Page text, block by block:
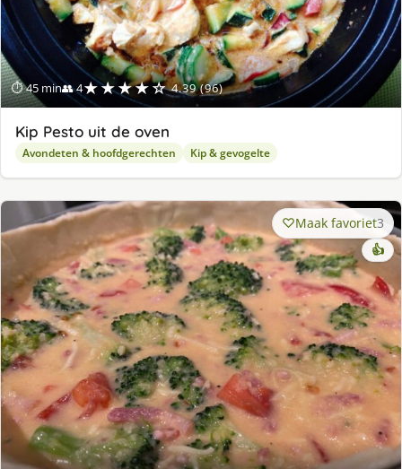
⏱ 45 min👥 4★★★★☆ 4.39 (96)
Kip Pesto uit de oven
Avondeten & hoofdgerechten Kip & gevogelte
Maak favoriet3
👍